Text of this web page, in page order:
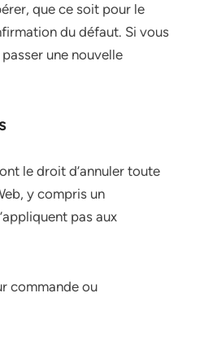
que ce soit pour le
du défaut. Si vous
une nouvelle
le droit d’annuler toute
y compris un
pas aux
commande ou